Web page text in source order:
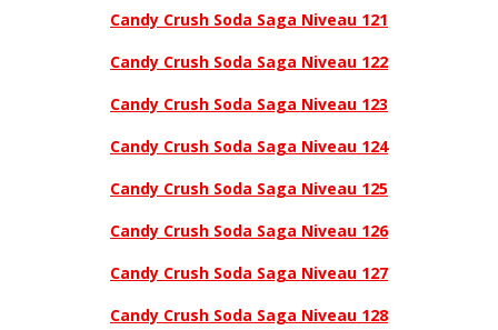
Candy Crush Soda Saga Niveau 121
Candy Crush Soda Saga Niveau 122
Candy Crush Soda Saga Niveau 123
Candy Crush Soda Saga Niveau 124
Candy Crush Soda Saga Niveau 125
Candy Crush Soda Saga Niveau 126
Candy Crush Soda Saga Niveau 127
Candy Crush Soda Saga Niveau 128